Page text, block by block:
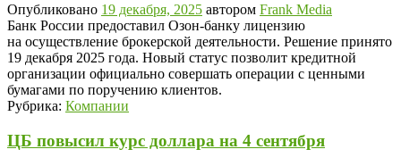
Опубликовано 19 декабря, 2025 автором Frank Media
Банк России предоставил Озон-банку лицензию
на осуществление брокерской деятельности. Решение принято
19 декабря 2025 года. Новый статус позволит кредитной
организации официально совершать операции с ценными
бумагами по поручению клиентов.
Рубрика: Компании
ЦБ повысил курс доллара на 4 сентября